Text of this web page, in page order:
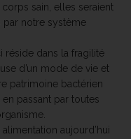
sain, elles seraient
par notre système
dans la fragilité
d’un mode de vie et
patrimoine bactérien
passant par toutes
aujourd’hui